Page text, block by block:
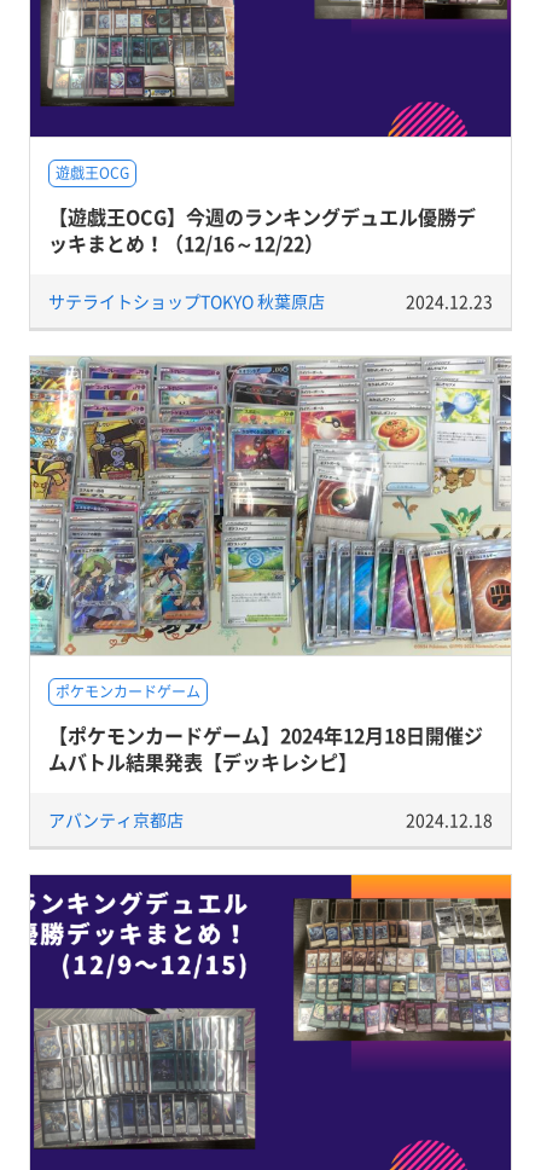
遊戯王OCG
【遊戯王OCG】今週のランキングデュエル優勝デ
ッキまとめ！（12/16～12/22）
サテライトショップTOKYO 秋葉原店 2024.12.23
ポケモンカードゲーム
【ポケモンカードゲーム】2024年12月18日開催ジ
ムバトル結果発表【デッキレシピ】
アバンティ京都店 2024.12.18